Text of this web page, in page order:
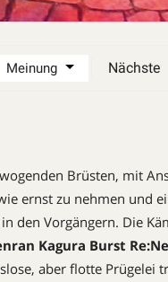
Nächste
Brüsten, mit
ernst zu nehmen und
den Vorgängern. Die
Kagura Burst
aber flotte Prügelei